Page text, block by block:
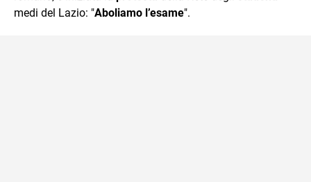
medi del Lazio: "Aboliamo l’esame".